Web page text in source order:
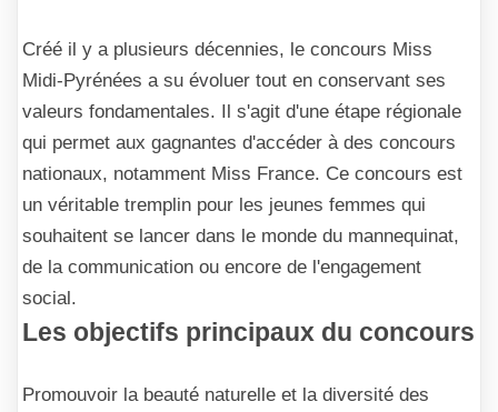
Créé il y a plusieurs décennies, le concours Miss
Midi-Pyrénées a su évoluer tout en conservant ses
valeurs fondamentales. Il s'agit d'une étape régionale
qui permet aux gagnantes d'accéder à des concours
nationaux, notamment Miss France. Ce concours est
un véritable tremplin pour les jeunes femmes qui
souhaitent se lancer dans le monde du mannequinat,
de la communication ou encore de l'engagement
social.
Les objectifs principaux du concours
Promouvoir la beauté naturelle et la diversité des